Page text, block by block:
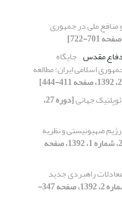
ملی در ‏جمهوری
مقدس جایگاه
اسلامی ایران: مطالعه
جهانی [دوره 27،
صهیونیستی و ‏نظریه
[دوره 27، شماره 1، 1392، صفحه
راهبردی جدید
[دوره 27، شماره 2، 1392، صفحه 347-